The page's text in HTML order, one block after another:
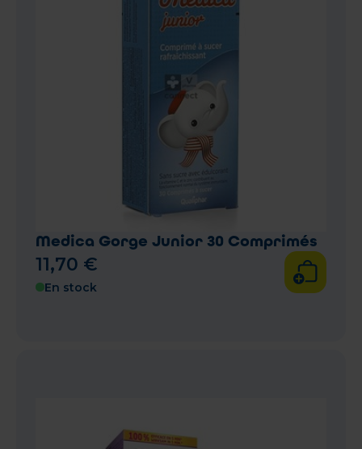
Medica Gorge Junior 30 Comprimés
11,70 €
En stock